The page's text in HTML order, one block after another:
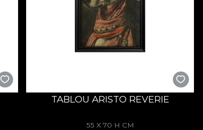
TABLOU ARISTO REVERIE
55 X 70 H CM